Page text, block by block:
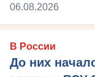
06.08.2026
В России
До них